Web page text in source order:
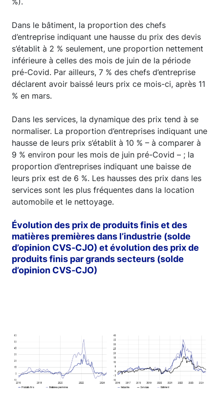
Dans le bâtiment, la proportion des chefs
d’entreprise indiquant une hausse du prix des devis
s’établit à 2 % seulement, une proportion nettement
inférieure à celles des mois de juin de la période
pré-Covid. Par ailleurs, 7 % des chefs d’entreprise
déclarent avoir baissé leurs prix ce mois-ci, après 11
% en mars.
Dans les services, la dynamique des prix tend à se
normaliser. La proportion d’entreprises indiquant une
hausse de leurs prix s’établit à 10 % – à comparer à
9 % environ pour les mois de juin pré-Covid – ; la
proportion d’entreprises indiquant une baisse de
leurs prix est de 6 %. Les hausses des prix dans les
services sont les plus fréquentes dans la location
automobile et le nettoyage.
Évolution des prix de produits finis et des
matières premières dans l’industrie (solde
d’opinion CVS‑CJO) et évolution des prix de
produits finis par grands secteurs (solde
d’opinion CVS‑CJO)